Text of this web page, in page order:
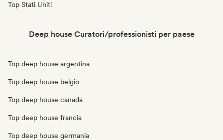
Top Stati Uniti
Deep house Curatori/professionisti per paese
Top deep house argentina
Top deep house belgio
Top deep house canada
Top deep house francia
Top deep house germania